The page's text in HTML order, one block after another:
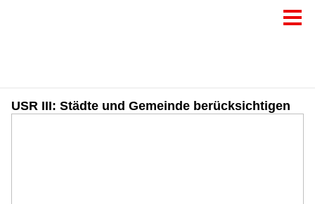
USR III: Städte und Gemeinde berücksichtigen